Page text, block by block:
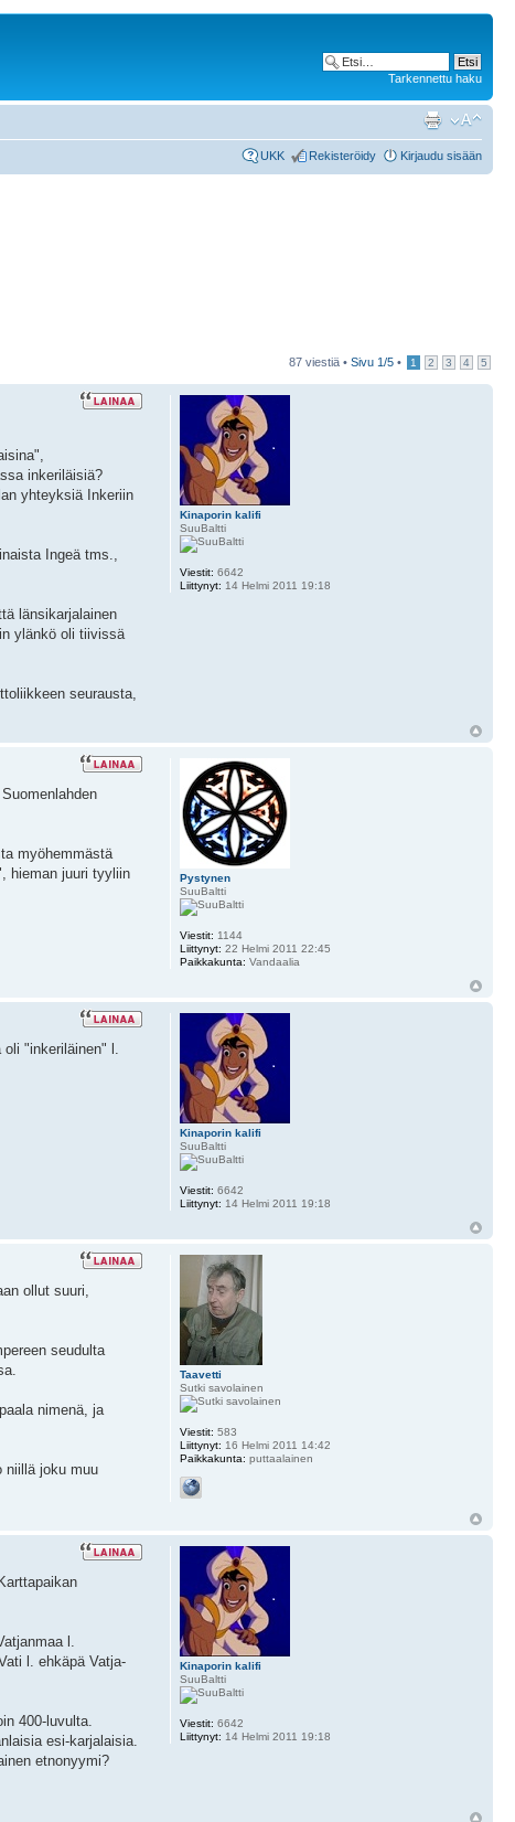
Tarkennettu haku
UKK Rekisteröidy Kirjaudu sisään
87 viestiä • Sivu 1/5 • 1 2 3 4 5
inkeriläisiä?
yhteyksiä Inkeriin
Ingeä tms.,
länsikarjalainen
ylänkö oli tiivissä
seurausta,
Kinaporin kalifi
SuuBaltti
Viestit: 6642
Liittynyt: 14 Helmi 2011 19:18
myöhemmästä
hieman juuri tyyliin
Pystynen
SuuBaltti
Viestit: 1144
Liittynyt: 22 Helmi 2011 22:45
Paikkakunta: Vandaalia
oli "inkeriläinen" l.
Kinaporin kalifi
SuuBaltti
Viestit: 6642
Liittynyt: 14 Helmi 2011 19:18
ollut suuri,
seudulta
nimenä, ja
niillä joku muu
Taavetti
Sutki savolainen
Viestit: 583
Liittynyt: 16 Helmi 2011 14:42
Paikkakunta: puttaalainen
l.
l. ehkäpä Vatja-
400-luvulta.
esi-karjalaisia.
etnonyymi?
Kinaporin kalifi
SuuBaltti
Viestit: 6642
Liittynyt: 14 Helmi 2011 19:18